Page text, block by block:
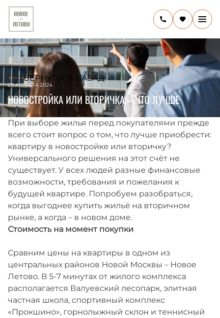
ВЕРНУТЬСЯ НАЗАД
28 АВГУСТА 2024
НОВОСТРОЙКА ИЛИ ВТОРИЧКА – ЧТО ЛУЧШЕ
При выборе жилья перед покупателями прежде
всего стоит вопрос о том, что лучше приобрести:
квартиру в новостройке или вторичку?
Универсального решения на этот счёт не
существует. У всех людей разные финансовые
возможности, требования и пожелания к
будущей квартире. Попробуем разобраться,
когда выгоднее купить жильё на вторичном
рынке, а когда – в новом доме.
Стоимость на момент покупки
Сравним цены на квартиры в одном из
центральных районов Новой Москвы – Новое
Летово. В 5-7 минутах от жилого комплекса
располагается Валуевский лесопарк, элитная
частная школа, спортивный комплекс
«Прокшино», горнолыжный склон и теннисный